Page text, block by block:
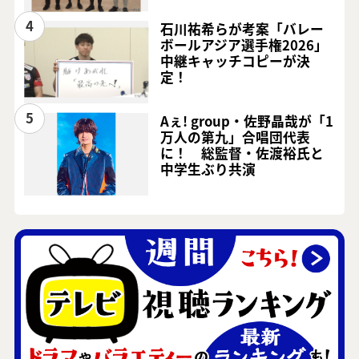
4
石川祐希らが考案「バレー
ボールアジア選手権2026」
中継キャッチコピーが決
定！
5
Aぇ! group・佐野晶哉が「1
万人の第九」合唱団代表
に！ 総監督・佐渡裕氏と
中学生ぶり共演